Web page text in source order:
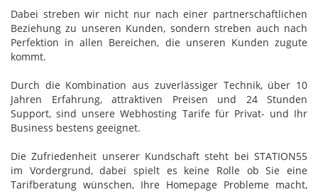
Dabei streben wir nicht nur nach einer partnerschaftlichen
Beziehung zu unseren Kunden, sondern streben auch nach
Perfektion in allen Bereichen, die unseren Kunden zugute
kommt.
Durch die Kombination aus zuverlässiger Technik, über 10
Jahren Erfahrung, attraktiven Preisen und 24 Stunden
Support, sind unsere Webhosting Tarife für Privat- und Ihr
Business bestens geeignet.
Die Zufriedenheit unserer Kundschaft steht bei STATION55
im Vordergrund, dabei spielt es keine Rolle ob Sie eine
Tarifberatung wünschen, Ihre Homepage Probleme macht,